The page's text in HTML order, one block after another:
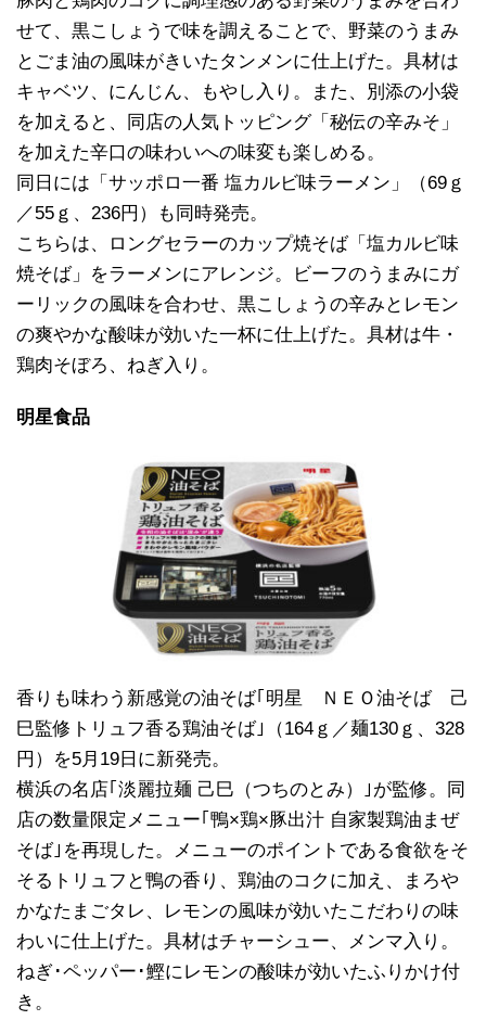
せて、黒こしょうで味を調えることで、野菜のうまみ
とごま油の風味がきいたタンメンに仕上げた。具材は
キャベツ、にんじん、もやし入り。また、別添の小袋
を加えると、同店の人気トッピング「秘伝の辛みそ」
を加えた辛口の味わいへの味変も楽しめる。
同日には「サッポロ一番 塩カルビ味ラーメン」（69ｇ
／55ｇ、236円）も同時発売。
こちらは、ロングセラーのカップ焼そば「塩カルビ味
焼そば」をラーメンにアレンジ。ビーフのうまみにガ
ーリックの風味を合わせ、黒こしょうの辛みとレモン
の爽やかな酸味が効いた一杯に仕上げた。具材は牛・
鶏肉そぼろ、ねぎ入り。
明星食品
香りも味わう新感覚の油そば｢明星 ＮＥＯ油そば 己
巳監修トリュフ香る鶏油そば｣（164ｇ／麺130ｇ、328
円）を5月19日に新発売。
横浜の名店｢淡麗拉麺 己巳（つちのとみ）｣が監修。同
店の数量限定メニュー｢鴨×鶏×豚出汁 自家製鶏油まぜ
そば｣を再現した。メニューのポイントである食欲をそ
そるトリュフと鴨の香り、鶏油のコクに加え、まろや
かなたまごタレ、レモンの風味が効いたこだわりの味
わいに仕上げた。具材はチャーシュー、メンマ入り。
ねぎ･ペッパー･鰹にレモンの酸味が効いたふりかけ付
き。